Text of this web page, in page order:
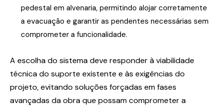
pedestal em alvenaria, permitindo alojar corretamente
a evacuação e garantir as pendentes necessárias sem
comprometer a funcionalidade.
A escolha do sistema deve responder à viabilidade
técnica do suporte existente e às exigências do
projeto, evitando soluções forçadas em fases
avançadas da obra que possam comprometer a